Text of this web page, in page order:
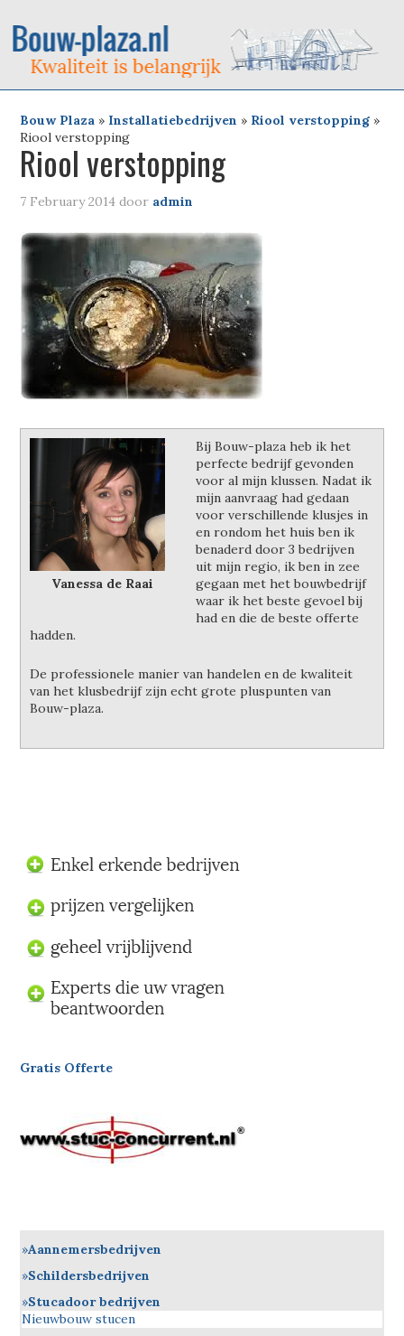
Bouw Plaza » Installatiebedrijven » Riool verstopping »
Riool verstopping
Riool verstopping
7 February 2014 door admin
Vanessa de Raai
Bij Bouw-plaza heb ik het
perfecte bedrijf gevonden
voor al mijn klussen. Nadat ik
mijn aanvraag had gedaan
voor verschillende klusjes in
en rondom het huis ben ik
benaderd door 3 bedrijven
uit mijn regio, ik ben in zee
gegaan met het bouwbedrijf
waar ik het beste gevoel bij
had en die de beste offerte
hadden.
De professionele manier van handelen en de kwaliteit
van het klusbedrijf zijn echt grote pluspunten van
Bouw-plaza.
Gratis Offerte
Aannemersbedrijven
Schildersbedrijven
Stucadoor bedrijven
Nieuwbouw stucen